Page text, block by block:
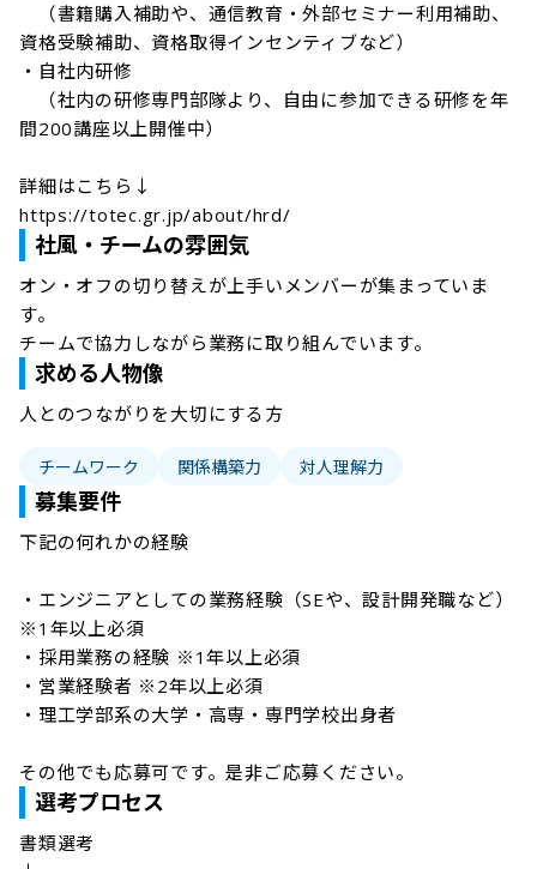
（書籍購入補助や、通信教育・外部セミナー利用補助、
資格受験補助、資格取得インセンティブなど）
・自社内研修
（社内の研修専門部隊より、自由に参加できる研修を年
間200講座以上開催中）
詳細はこちら↓
https://totec.gr.jp/about/hrd/
社風・チームの雰囲気
オン・オフの切り替えが上手いメンバーが集まっていま
す。
チームで協力しながら業務に取り組んでいます。
求める人物像
人とのつながりを大切にする方
チームワーク 関係構築力 対人理解力
募集要件
下記の何れかの経験
・エンジニアとしての業務経験（SEや、設計開発職など）
※1年以上必須
・採用業務の経験 ※1年以上必須
・営業経験者 ※2年以上必須
・理工学部系の大学・高専・専門学校出身者
その他でも応募可です。是非ご応募ください。
選考プロセス
書類選考